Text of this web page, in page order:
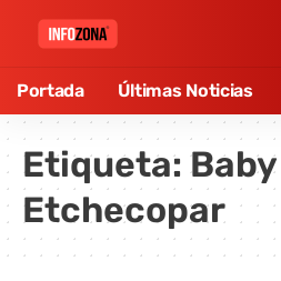
Portada Últimas Noticias
Etiqueta: Baby
Etchecopar